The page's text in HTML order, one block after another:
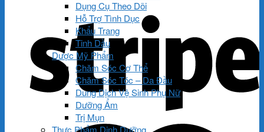
Dụng Cụ Theo Dõi
Hỗ Trợ Tình Dục
Khẩu Trang
Tinh Dầu
Dược Mỹ Phẩm
Chăm Sóc Cơ Thể
Chăm Sóc Tóc – Da Đầu
Dung Dịch Vệ Sinh Phụ Nữ
Dưỡng Ẩm
Trị Mụn
Thực Phẩm Dinh Dưỡng